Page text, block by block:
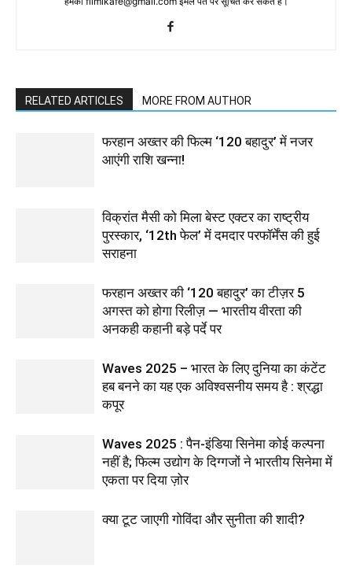
RELATED ARTICLES MORE FROM AUTHOR
फरहान अख्तर की फिल्म ‘120 बहादुर’ में नजर
आएंगी राशि खन्ना!
विक्रांत मैसी को मिला बेस्ट एक्टर का राष्ट्रीय
पुरस्कार, ‘12th फेल’ में दमदार परफॉर्मेंस की हुई
सराहना
फरहान अख्तर की ‘120 बहादुर’ का टीज़र 5
अगस्त को होगा रिलीज़ — भारतीय वीरता की
अनकही कहानी बड़े पर्दे पर
Waves 2025 – भारत के लिए दुनिया का कंटेंट
हब बनने का यह एक अविश्वसनीय समय है : श्रद्धा
कपूर
Waves 2025 : पैन-इंडिया सिनेमा कोई कल्पना
नहीं है; फिल्म उद्योग के दिग्गजों ने भारतीय सिनेमा में
एकता पर दिया ज़ोर
क्या टूट जाएगी गोविंदा और सुनीता की शादी?